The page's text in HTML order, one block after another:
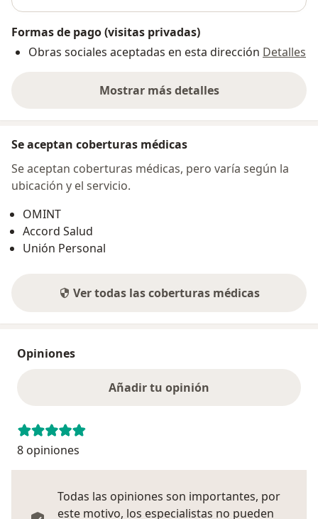
Formas de pago (visitas privadas)
Obras sociales aceptadas en esta dirección Detalles
Mostrar más detalles
sobre la dirección
Se aceptan coberturas médicas
Se aceptan coberturas médicas, pero varía según la
ubicación y el servicio.
OMINT
Accord Salud
Unión Personal
Ver todas las coberturas médicas
Opiniones
Añadir tu opinión
8 opiniones
Todas las opiniones son importantes, por
este motivo, los especialistas no pueden